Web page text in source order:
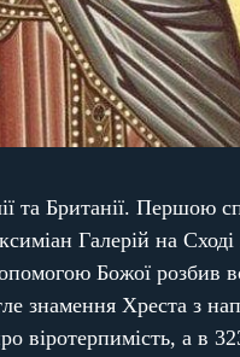
та Британії. Першою
Галерій на
Божої
знамення Хреста
віротерпимість, а